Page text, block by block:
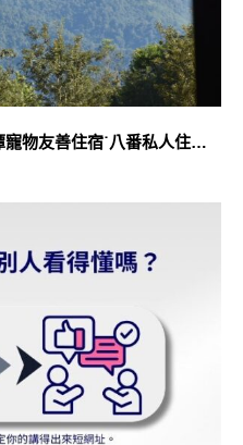
物友善住宿˙八番私人住宅